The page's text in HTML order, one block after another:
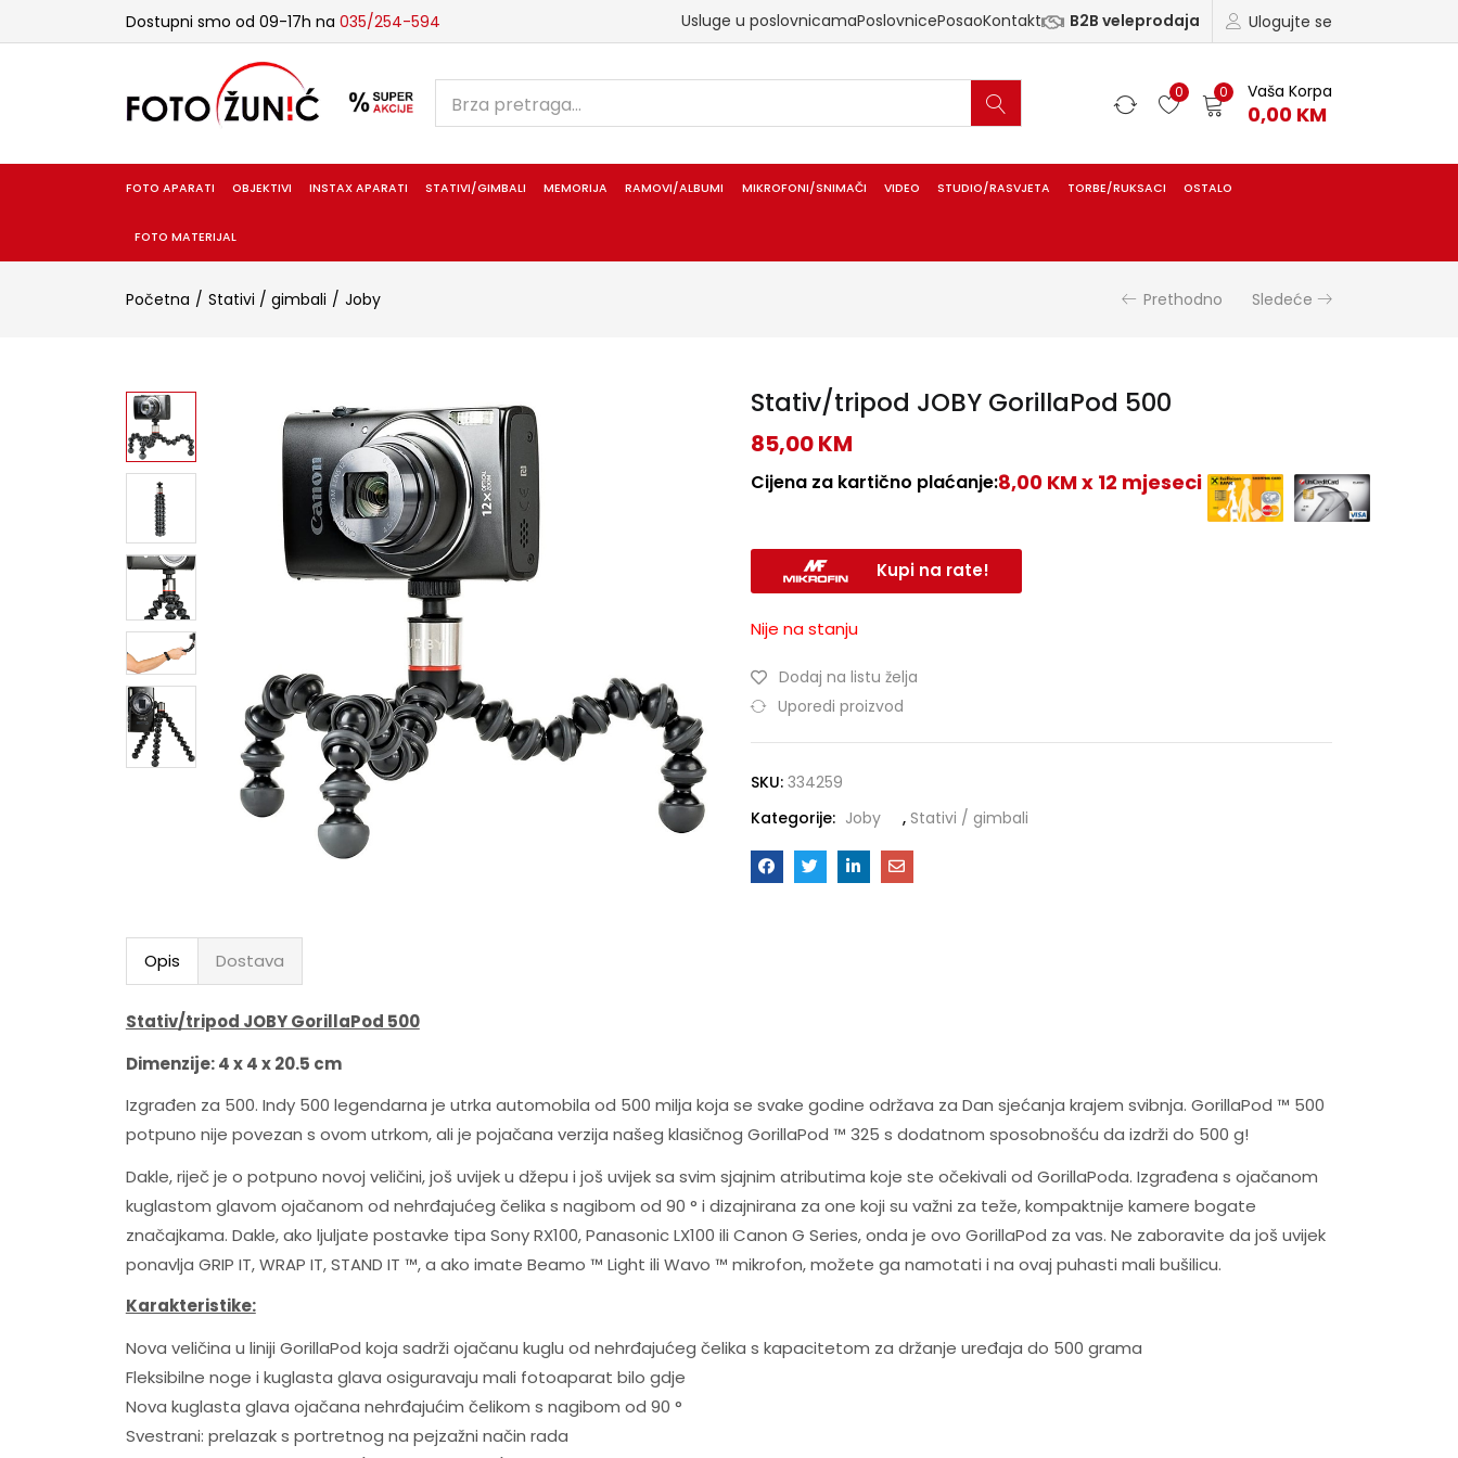
Dostupni smo od 09-17h na 035/254-594 Ulogujte se
Usluge u poslovnicamaPoslovnicePosaoKontakt B2B veleprodaja
0 0 Vaša Korpa
0,00 KM
FOTO APARATI OBJEKTIVI INSTAX APARATI STATIVI/GIMBALI MEMORIJA RAMOVI/ALBUMI MIKROFONI/SNIMAČI VIDEO STUDIO/RASVJETA TORBE/RUKSACI OSTALO
FOTO MATERIJAL
Početna Stativi / gimbali Joby Prethodno Sledeće
Stativ/tripod JOBY GorillaPod 500
85,00KM
Cijena za kartično plaćanje:8,00 KM x 12 mjeseci
Kupi na rate!
Nije na stanju
Dodaj na listu želja
Uporedi proizvod
SKU: 334259
Kategorije: Joby , Stativi / gimbali
Opis Dostava
Stativ/tripod JOBY GorillaPod 500
Dimenzije: 4 x 4 x 20.5 cm
Izgrađen za 500. Indy 500 legendarna je utrka automobila od 500 milja koja se svake godine održava za Dan sjećanja krajem svibnja. GorillaPod ™ 500
potpuno nije povezan s ovom utrkom, ali je pojačana verzija našeg klasičnog GorillaPod ™ 325 s dodatnom sposobnošću da izdrži do 500 g!
Dakle, riječ je o potpuno novoj veličini, još uvijek u džepu i još uvijek sa svim sjajnim atributima koje ste očekivali od GorillaPoda. Izgrađena s ojačanom
kuglastom glavom ojačanom od nehrđajućeg čelika s nagibom od 90 ° i dizajnirana za one koji su važni za teže, kompaktnije kamere bogate
značajkama. Dakle, ako ljuljate postavke tipa Sony RX100, Panasonic LX100 ili Canon G Series, onda je ovo GorillaPod za vas. Ne zaboravite da još uvijek
ponavlja GRIP IT, WRAP IT, STAND IT ™, a ako imate Beamo ™ Light ili Wavo ™ mikrofon, možete ga namotati i na ovaj puhasti mali bušilicu.
Karakteristike:
Nova veličina u liniji GorillaPod koja sadrži ojačanu kuglu od nehrđajućeg čelika s kapacitetom za držanje uređaja do 500 grama
Fleksibilne noge i kuglasta glava osiguravaju mali fotoaparat bilo gdje
Nova kuglasta glava ojačana nehrđajućim čelikom s nagibom od 90 °
Svestrani: prelazak s portretnog na pejzažni način rada